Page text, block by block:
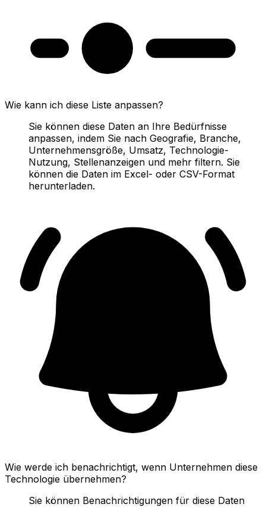
Wie kann ich diese Liste anpassen?
Sie können diese Daten an Ihre Bedürfnisse
anpassen, indem Sie nach Geografie, Branche,
Unternehmensgröße, Umsatz, Technologie-
Nutzung, Stellenanzeigen und mehr filtern. Sie
können die Daten im Excel- oder CSV-Format
herunterladen.
Wie werde ich benachrichtigt, wenn Unternehmen diese
Technologie übernehmen?
Sie können Benachrichtigungen für diese Daten